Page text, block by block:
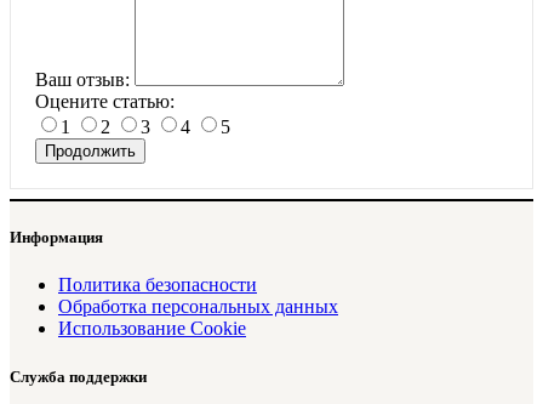
Ваш отзыв:
Оцените статью:
1
2 3 4 5
Продолжить
Информация
Политика безопасности
Обработка персональных данных
Использование Cookie
Служба поддержки